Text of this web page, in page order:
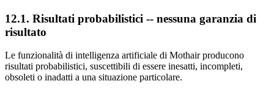
12.1. Risultati probabilistici -- nessuna garanzia di
risultato
Le funzionalità di intelligenza artificiale di Mothair producono
risultati probabilistici, suscettibili di essere inesatti, incompleti,
obsoleti o inadatti a una situazione particolare.